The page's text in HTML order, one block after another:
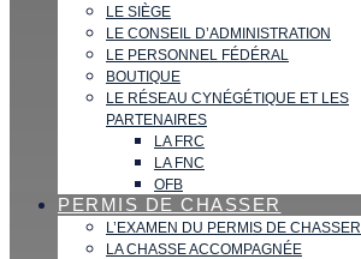
LE SIÈGE
LE CONSEIL D’ADMINISTRATION
LE PERSONNEL FÉDÉRAL
BOUTIQUE
LE RÉSEAU CYNÉGÉTIQUE ET LES
PARTENAIRES
LA FRC
LA FNC
OFB
PERMIS DE CHASSER
L’EXAMEN DU PERMIS DE CHASSER
LA CHASSE ACCOMPAGNÉE